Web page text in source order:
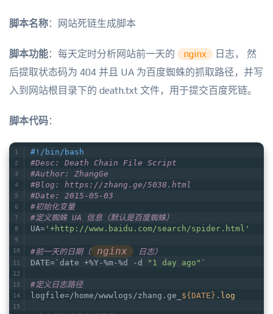
脚本名称：网站死链生成脚本
脚本功能：每天定时分析网站前一天的 nginx
日志， 然
后提取状态码为 404 并且 UA 为百度蜘蛛的抓取路径，并写
入到网站根目录下的 death.txt 文件，用于提交百度死链。
脚本代码：
#!/bin/bash
#Desc: Death Chain File Script
#Author: ZhangGe
#Blog: https://zhang.ge/5038.html
#Date: 2015-05-03
#初始化变量
#定义蜘蛛 UA 信息（默认是百度蜘蛛）
UA= '+http://www.baidu.com/search/spider.html'
#前一天的日期（ nginx
日志）
DATE=`date +%Y-%m-%d -d
"1 day ago" `
#定义日志路径
logfile=/home/wwwlogs/zhang.ge_ ${DATE} . log